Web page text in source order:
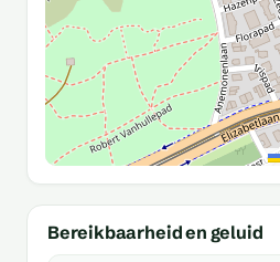
Bereikbaarheid en geluid